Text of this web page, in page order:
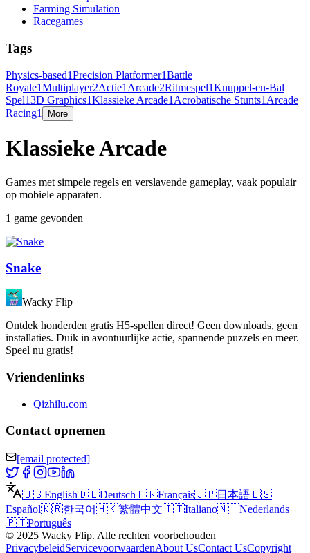
Farming Simulation
Racegames
Tags
Physics-based1Precision Platformer1Battle
Royale1Multiplayer2Actie1 Arcade2Ritmespel1Knuppel-en-Bal
Spel13D Graphics1Klassieke Arcade1 Acrobatische Stunts1 Arcade
Racing1 More
Klassieke Arcade
Games met simpele regels en verslavende gameplay, vaak populair
op mobiele apparaten.
1 game gevonden
Snake
Wacky Flip
Ontdek honderden gratis H5-spellen direct! Geen downloads, geen
installaties. Duik in avontuurlijke actie, spannende puzzels en meer.
Speel nu gratis!
Vriendenlinks
Qizhilu.com
Contact opnemen
[email protected]
🇺🇸English🇩🇪Deutsch🇫🇷Français🇯🇵日本語🇪🇸
Español🇰🇷한국어🇭🇰繁體中文🇮🇹Italiano🇳🇱Nederlands
🇵🇹Português
© 2025 Wacky Flip. Alle rechten voorbehouden
PrivacybeleidServicevoorwaardenAbout UsContact UsCopyright